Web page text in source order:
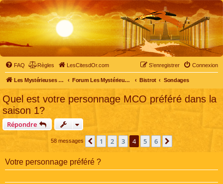
FAQ Règles LesCitesdOr.com Connexion
S’enregistrer
Les Mystérieuses Cités d'Or - LesCitesdOr.com Forum Les Mystérieuses Cités d'Or Bistrot Sondages
Quel est votre personnage MCO préféré dans la
saison 1?
Répondre
58 messages Précédente
1 2 3 4 5 6
Votre personnage préféré ?